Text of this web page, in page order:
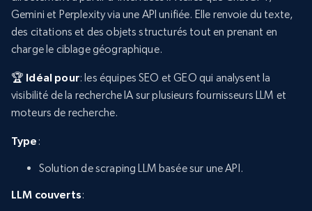
Gemini et Perplexity via une API unifiée. Elle renvoie du texte,
des citations et des objets structurés tout en prenant en
charge le ciblage géographique.
🏆 Idéal pour: les équipes SEO et GEO qui analysent la
visibilité de la recherche IA sur plusieurs fournisseurs LLM et
moteurs de recherche.
Type :
Solution de scraping LLM basée sur une API.
LLM couverts: